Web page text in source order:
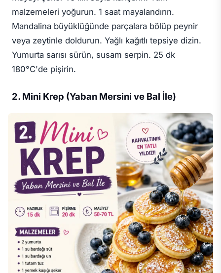
malzemeleri yoğurun. 1 saat mayalandırın.
Mandalina büyüklüğünde parçalara bölüp peynir
veya zeytinle doldurun. Yağlı kağıtlı tepsiye dizin.
Yumurta sarısı sürün, susam serpin. 25 dk
180°C'de pişirin.
2. Mini Krep (Yaban Mersini ve Bal İle)